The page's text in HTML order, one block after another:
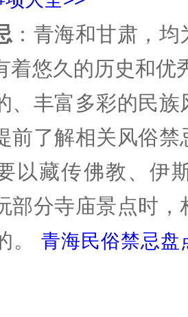
：青海和甘肃，
着悠久的历史和优
、丰富多彩的民
前了解相关风俗禁
以藏传佛教、伊
部分寺庙景点时
。 青海民俗禁忌盘